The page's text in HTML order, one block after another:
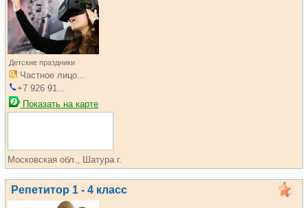
Детские праздники
Частное лицо...
+7 926 91...
Показать на карте
Московская обл., Шатура г.
Репетитор 1 - 4 класс